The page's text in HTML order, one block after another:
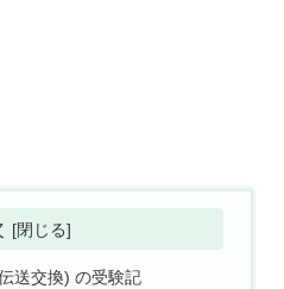
送交換) の受験記